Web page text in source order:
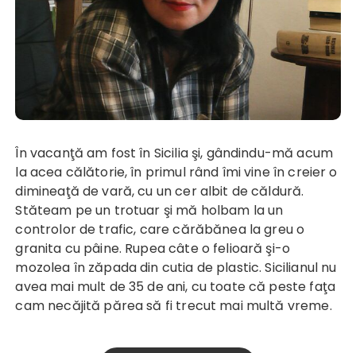
În vacanţă am fost în Sicilia şi, gândindu-mă acum
la acea călătorie, în primul rând îmi vine în creier o
dimineaţă de vară, cu un cer albit de căldură.
Stăteam pe un trotuar şi mă holbam la un
controlor de trafic, care cărăbănea la greu o
granita cu pâine. Rupea câte o felioară şi-o
mozolea în zăpada din cutia de plastic. Sicilianul nu
avea mai mult de 35 de ani, cu toate că peste faţa
cam necăjită părea să fi trecut mai multă vreme.